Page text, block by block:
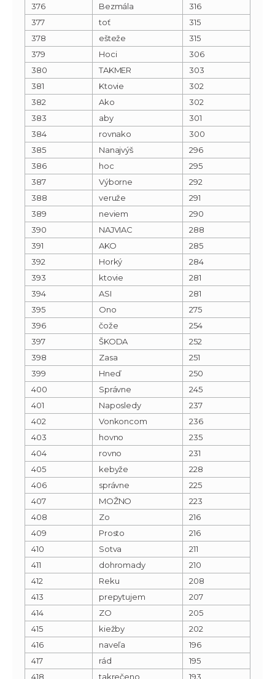
376
Bezmála
316
377
toť
315
378
ešteže
315
379
Hoci
306
380
TAKMER
303
381
Ktovie
302
382
Ako
302
383
aby
301
384
rovnako
300
385
Nanajvýš
296
386
hoc
295
387
Výborne
292
388
veruže
291
389
neviem
290
390
NAJVIAC
288
391
AKO
285
392
Horký
284
393
ktovie
281
394
ASI
281
395
Ono
275
396
čože
254
397
ŠKODA
252
398
Zasa
251
399
Hneď
250
400
Správne
245
401
Naposledy
237
402
Vonkoncom
236
403
hovno
235
404
rovno
231
405
kebyže
228
406
správne
225
407
MOŽNO
223
408
Zo
216
409
Prosto
216
410
Sotva
211
411
dohromady
210
412
Reku
208
413
prepytujem
207
414
ZO
205
415
kiežby
202
416
naveľa
196
417
rád
195
418
takrečeno 193